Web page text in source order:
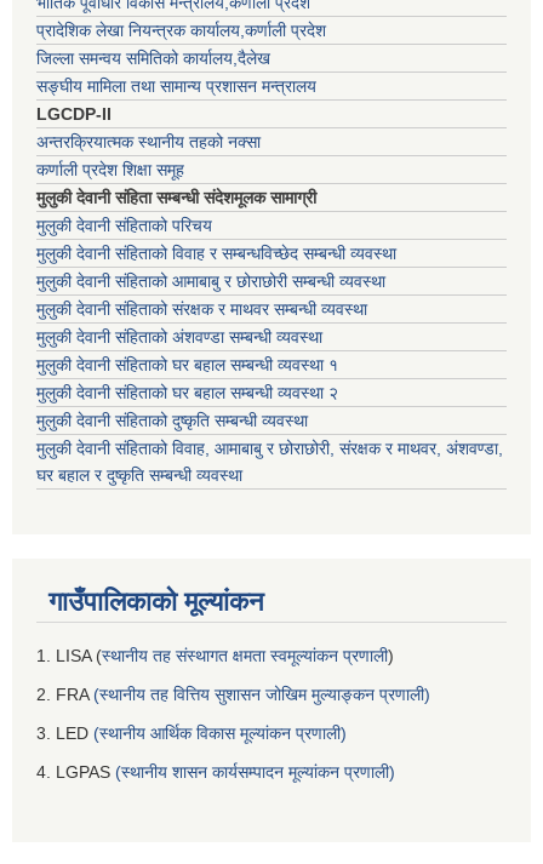
प्रादेशिक लेखा नियन्त्रक कार्यालय,कर्णाली प्रदेश
जिल्ला समन्वय समितिको कार्यालय,दैलेख
सङ्घीय मामिला तथा सामान्य प्रशासन मन्त्रालय
LGCDP-II
अन्तरक्रियात्मक स्थानीय तहको नक्सा
कर्णाली प्रदेश शिक्षा समूह
मुलुकी देवानी संहिता सम्बन्धी संदेशमूलक सामाग्री
मुलुकी देवानी संहिताको परिचय
मुलुकी देवानी संहिताको विवाह र सम्बन्धविच्छेद सम्बन्धी व्यवस्था
मुलुकी देवानी संहिताको आमाबाबु र छोराछोरी सम्बन्धी व्यवस्था
मुलुकी देवानी संहिताको संरक्षक र माथवर सम्बन्धी व्यवस्था
मुलुकी देवानी संहिताको अंशवण्डा सम्बन्धी व्यवस्था
मुलुकी देवानी संहिताको घर बहाल सम्बन्धी व्यवस्था १
मुलुकी देवानी संहिताको घर बहाल सम्बन्धी व्यवस्था २
मुलुकी देवानी संहिताको दुष्कृति सम्बन्धी व्यवस्था
मुलुकी देवानी संहिताको विवाह, आमाबाबु र छोराछोरी, संरक्षक र माथवर, अंशवण्डा,
घर बहाल र दुष्कृति सम्बन्धी व्यवस्था
गाउँपालिकाको मूल्यांकन
1. LISA (स्थानीय तह संस्थागत क्षमता स्वमूल्यांकन प्रणाली)
2. FRA (स्थानीय तह वित्तिय सुशासन जोखिम मुल्याङ्कन प्रणाली)
3. LED (स्थानीय आर्थिक विकास मूल्यांकन प्रणाली)
4. LGPAS (स्थानीय शासन कार्यसम्पादन मूल्यांकन प्रणाली)